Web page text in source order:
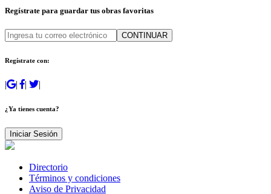
Regístrate para guardar tus obras favoritas
CONTINUAR
Regístrate con:
| | | |
¿Ya tienes cuenta?
Iniciar Sesión
Directorio
Términos y condiciones
Aviso de Privacidad